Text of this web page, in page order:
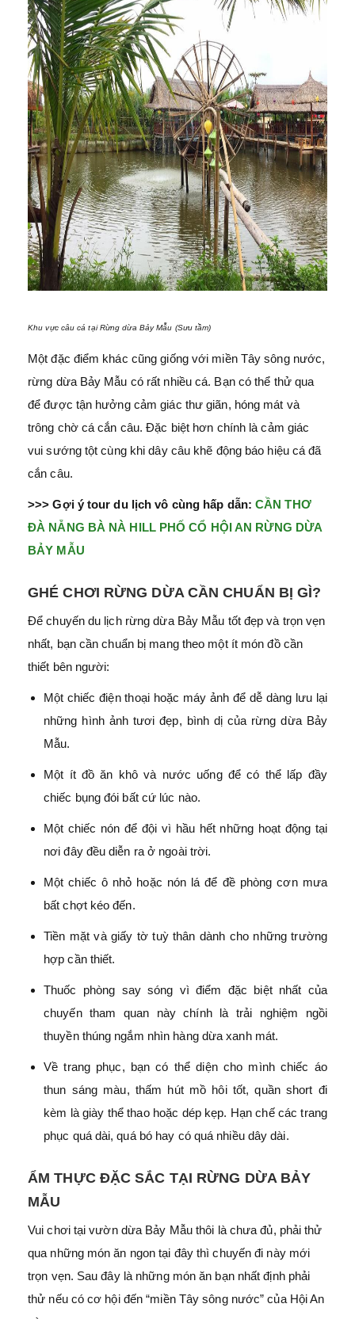
Khu vực câu cá tại Rừng dừa Bảy Mẫu (Sưu tầm)
Một đặc điểm khác cũng giống với miền Tây sông nước,
rừng dừa Bảy Mẫu có rất nhiều cá. Bạn có thể thử qua
để được tận hưởng cảm giác thư giãn, hóng mát và
trông chờ cá cắn câu. Đặc biệt hơn chính là cảm giác
vui sướng tột cùng khi dây câu khẽ động báo hiệu cá đã
cắn câu.
>>> Gợi ý tour du lịch vô cùng hấp dẫn:CẦN THƠ
ĐÀ NẴNG BÀ NÀ HILL PHỐ CỔ HỘI AN RỪNG DỪA
BẢY MẪU
GHÉ CHƠI RỪNG DỪA CẦN CHUẨN BỊ GÌ?
Để chuyến du lịch rừng dừa Bảy Mẫu tốt đẹp và trọn vẹn
nhất, bạn cần chuẩn bị mang theo một ít món đồ cần
thiết bên người:
Một chiếc điện thoại hoặc máy ảnh để dễ dàng lưu lại
những hình ảnh tươi đẹp, bình dị của rừng dừa Bảy
Mẫu.
Một ít đồ ăn khô và nước uống để có thể lấp đầy
chiếc bụng đói bất cứ lúc nào.
Một chiếc nón để đội vì hầu hết những hoạt động tại
nơi đây đều diễn ra ở ngoài trời.
Một chiếc ô nhỏ hoặc nón lá để đề phòng cơn mưa
bất chợt kéo đến.
Tiền mặt và giấy tờ tuỳ thân dành cho những trường
hợp cần thiết.
Thuốc phòng say sóng vì điểm đặc biệt nhất của
chuyến tham quan này chính là trải nghiệm ngồi
thuyền thúng ngắm nhìn hàng dừa xanh mát.
Về trang phục, bạn có thể diện cho mình chiếc áo
thun sáng màu, thấm hút mồ hôi tốt, quần short đi
kèm là giày thể thao hoặc dép kẹp. Hạn chế các trang
phục quá dài, quá bó hay có quá nhiều dây dài.
ẨM THỰC ĐẶC SẮC TẠI RỪNG DỪA BẢY
MẪU
Vui chơi tại vườn dừa Bảy Mẫu thôi là chưa đủ, phải thử
qua những món ăn ngon tại đây thì chuyến đi này mới
trọn vẹn. Sau đây là những món ăn bạn nhất định phải
thử nếu có cơ hội đến “miền Tây sông nước” của Hội An